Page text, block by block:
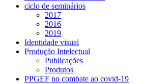
ciclo de seminários
2017
2016
2019
Identidade visual
Produção Intelectual
Publicações
Produtos
PPGEF no combate ao covid-19